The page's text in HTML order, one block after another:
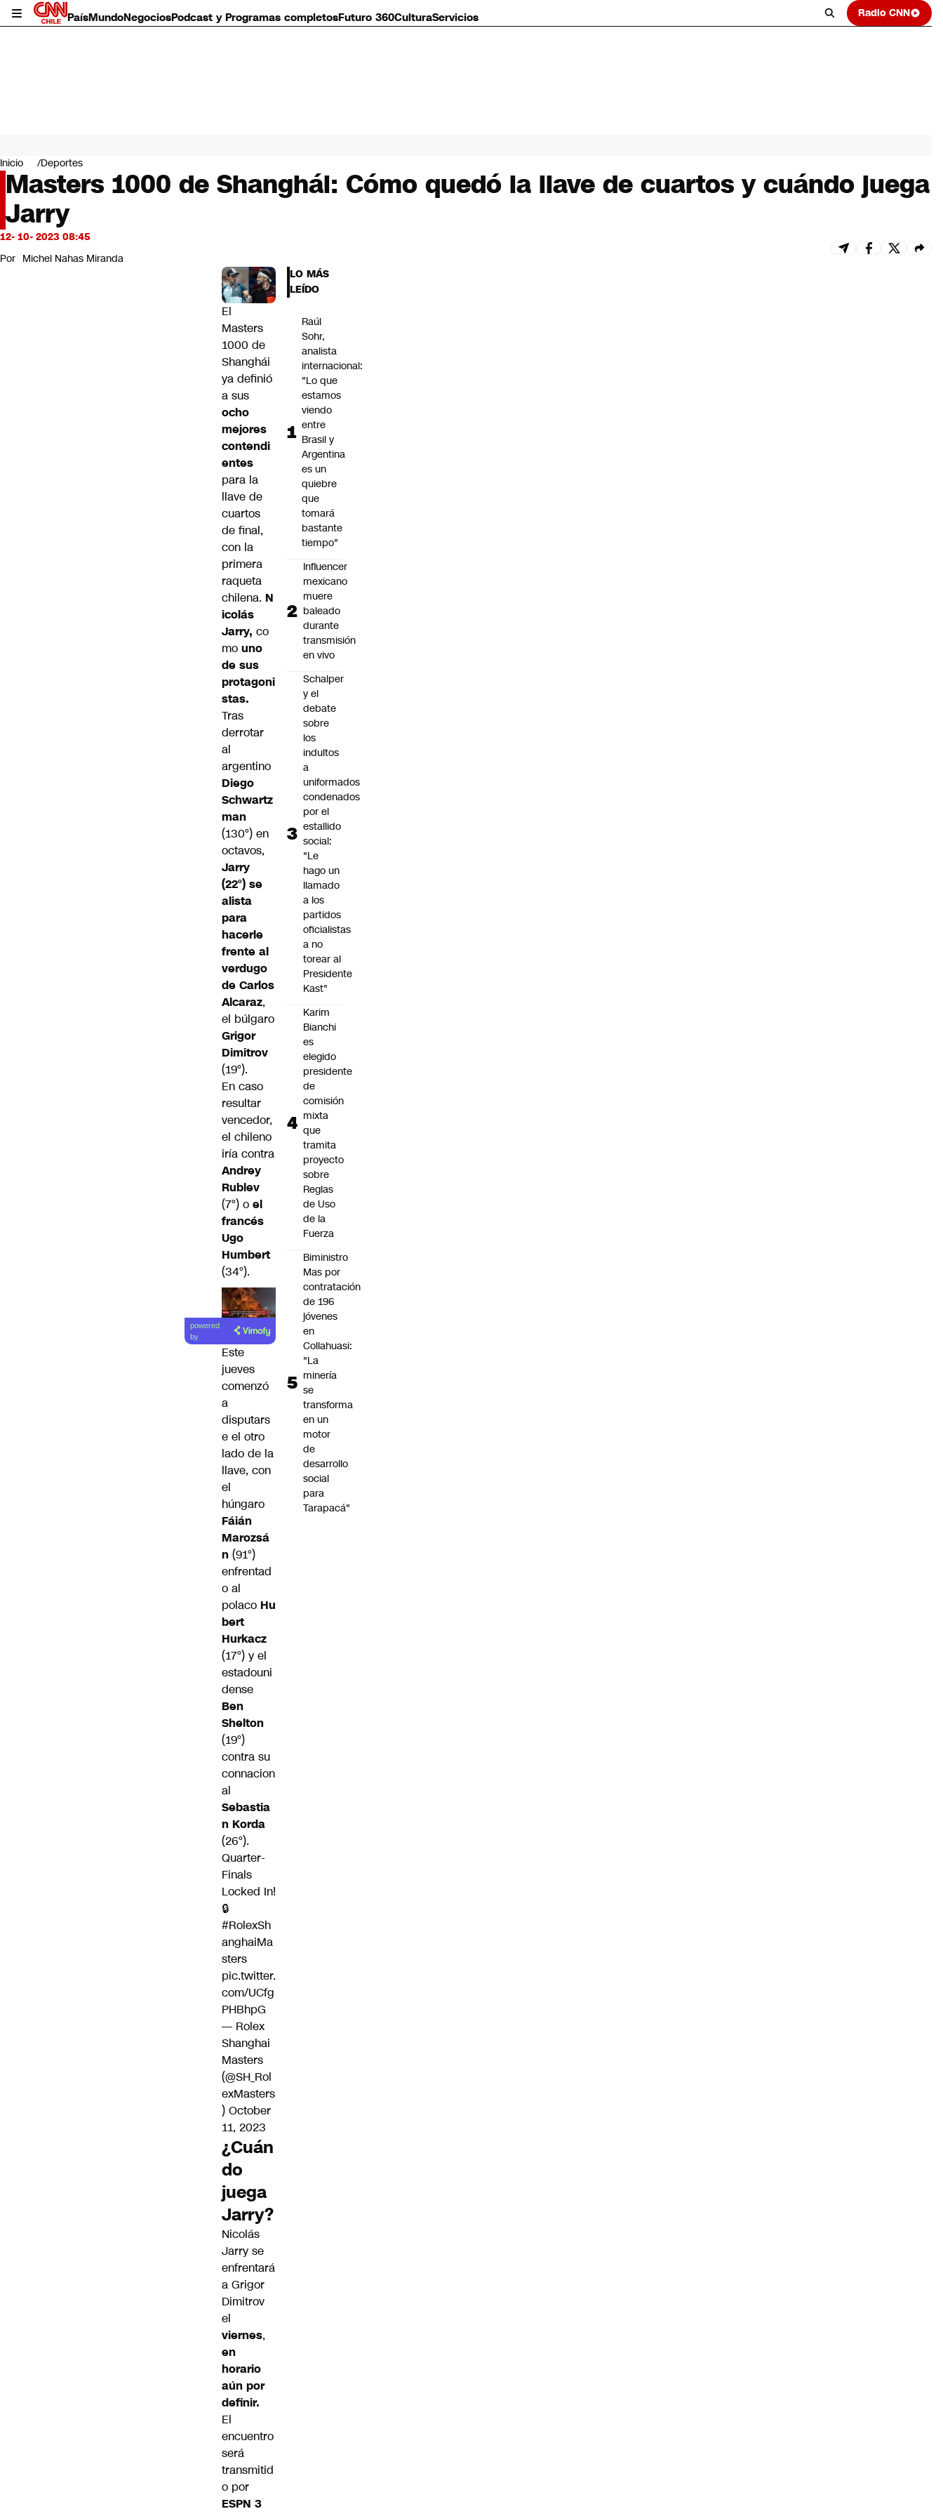
PaísMundoNegociosPodcast y Programas completosFuturo 360CulturaServicios Radio CNN
Mundo
Negocios
Deportes
Programas completos
Cultura
Servicios
Bits
CNN Data
Inicio Deportes
Masters 1000 de Shanghái: Cómo quedó la llave de cuartos y cuándo juega
Jarry
12- 10- 2023 08:45
Por Michel Nahas Miranda
El
Masters
1000 de
Shanghái
ya definió
a sus
ocho
mejores
contendi
entes
para la
llave de
cuartos
de final,
con la
primera
raqueta
chilena. N
icolás
Jarry, co
mo uno
de sus
protagoni
stas.
Tras
derrotar
al
argentino
Diego
Schwartz
man
(130°) en
octavos,
Jarry
(22°) se
alista
para
hacerle
frente al
verdugo
de Carlos
Alcaraz,
el búlgaro
Grigor
Dimitrov
(19°).
En caso
resultar
vencedor,
el chileno
iría contra
Andrey
Rublev
(7°) o el
francés
Ugo
Humbert
(34°).
Lea el
artículo
powered
by
Este
jueves
comenzó
a
disputars
e el otro
lado de la
llave, con
el
húngaro
Fáián
Marozsá
n (91°)
enfrentad
o al
polaco Hu
bert
Hurkacz
(17°) y el
estadouni
dense
Ben
Shelton
(19°)
contra su
connacion
al
Sebastia
n Korda
(26°).
Quarter-
Finals
Locked In!
🔒
#RolexSh
anghaiMa
sters
pic.twitter.
com/UCfg
PHBhpG
— Rolex
Shanghai
Masters
(@SH_Rol
exMasters
) October
11, 2023
¿Cuán
do
juega
Jarry?
Nicolás
Jarry se
enfrentará
a Grigor
Dimitrov
el
viernes,
en
horario
aún por
definir.
El
encuentro
será
transmitid
o por
ESPN 3
LO MÁS
LEÍDO
Raúl
Sohr,
analista
internacional:
"Lo que
estamos
viendo
entre
Brasil y
Argentina
es un
quiebre
que
tomará
bastante
tiempo"
Influencer
mexicano
muere
baleado
durante
transmisión
en vivo
Schalper
y el
debate
sobre
los
indultos
a
uniformados
condenados
por el
estallido
social:
"Le
hago un
llamado
a los
partidos
oficialistas
a no
torear al
Presidente
Kast"
Karim
Bianchi
es
elegido
presidente
de
comisión
mixta
que
tramita
proyecto
sobre
Reglas
de Uso
de la
Fuerza
Biministro
Mas por
contratación
de 196
jóvenes
en
Collahuasi:
"La
minería
se
transforma
en un
motor
de
desarrollo
social
para
Tarapacá"